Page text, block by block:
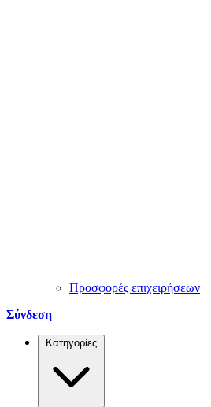
Προσφορές επιχειρήσεων
Σύνδεση
Κατηγορίες